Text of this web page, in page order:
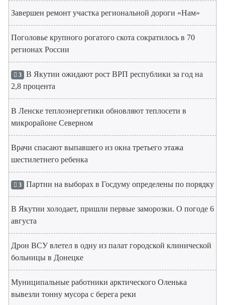
Завершен ремонт участка региональной дороги «Нам»
Поголовье крупного рогатого скота сократилось в 70
регионах России
3 В Якутии ожидают рост ВРП республики за год на
2,8 процента
В Ленске теплоэнергетики обновляют теплосети в
микрорайоне Северном
Врачи спасают выпавшего из окна третьего этажа
шестилетнего ребенка
3 Партии на выборах в Госдуму определены по порядку
В Якутии холодает, пришли первые заморозки. О погоде 6
августа
Дрон ВСУ влетел в одну из палат городской клинической
больницы в Донецке
Муниципальные работники арктического Оленька
вывезли тонну мусора с берега реки